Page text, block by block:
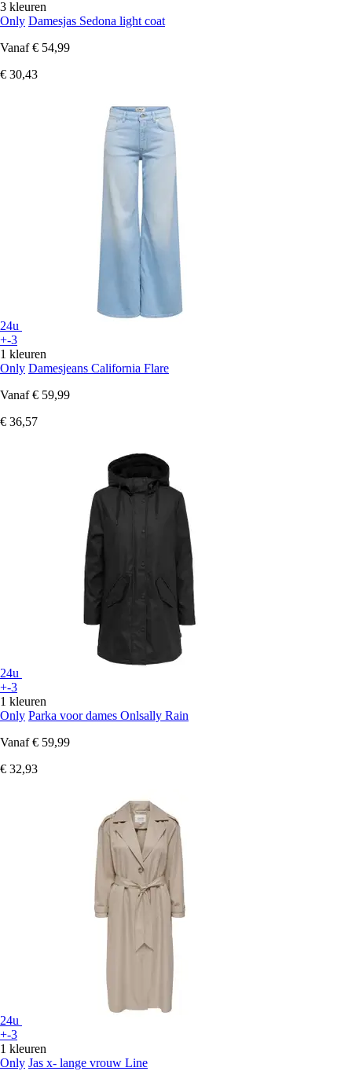
3 kleuren
Only Damesjas Sedona light coat
Vanaf € 54,99
€ 30,43
24u
+-3
1 kleuren
Only Damesjeans California Flare
Vanaf € 59,99
€ 36,57
24u
+-3
1 kleuren
Only Parka voor dames Onlsally Rain
Vanaf € 59,99
€ 32,93
24u
+-3
1 kleuren
Only Jas x- lange vrouw Line